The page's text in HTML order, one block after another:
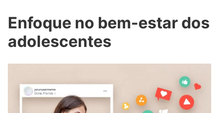
Enfoque no bem-estar dos
adolescentes